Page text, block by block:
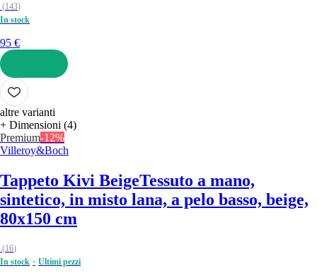
(143)
In stock
95 €
AGGIUNGI
altre varianti
+ Dimensioni (4)
Premium-12%
Villeroy&Boch
Tappeto Kivi BeigeTessuto a mano,
sintetico, in misto lana, a pelo basso, beige,
80x150 cm
(16)
In stock
Ultimi pezzi